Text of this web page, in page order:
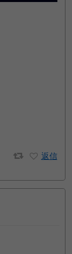
返信